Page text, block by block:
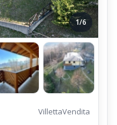
1/6
VillettaVendita